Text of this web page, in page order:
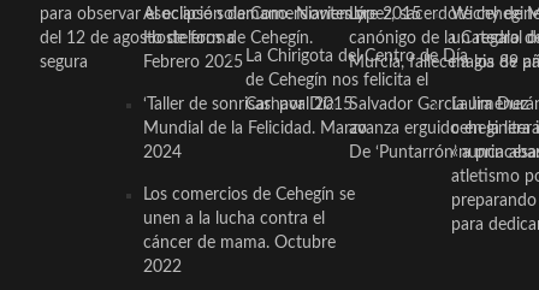
para observar el eclipse solar
del 12 de agosto de forma
segura
Asociación de Comerciantes y
Hosteleros de Cehegín.
Febrero 2025
‘Taller de sonrisas’ por Día
Mundial de la Felicidad. Marzo
2024
Los comercios de Cehegín se
unen a la lucha contra el
cáncer de mama. Octubre
2022
mano. Noviembre 2015
La Chirigota del Centro de Día
de Cehegín nos felicita el
Carnaval 2015
López, sacerdote
canónigo de la Catedral
Murcia, fallece a los 89
Salvador García Jiménez
avanza erguido en la
De ‘Puntarrón’ a
Wichy de
un regalo
magia de
Laura
ceheginera
«nunca
atletismo
para